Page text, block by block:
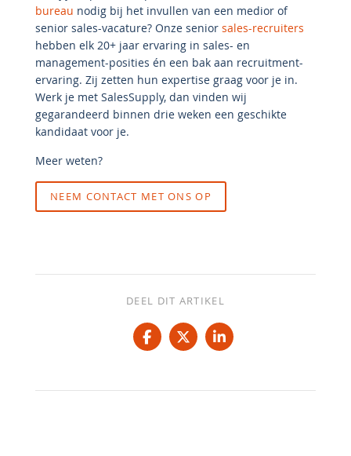
bureau nodig bij het invullen van een medior of
senior sales-vacature? Onze senior sales-recruiters
hebben elk 20+ jaar ervaring in sales- en
management-posities én een bak aan recruitment-
ervaring. Zij zetten hun expertise graag voor je in.
Werk je met SalesSupply, dan vinden wij
gegarandeerd binnen drie weken een geschikte
kandidaat voor je.
Meer weten?
NEEM CONTACT MET ONS OP
DEEL DIT ARTIKEL